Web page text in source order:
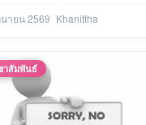
ายน 2569 Khanittha
าสัมพันธ์